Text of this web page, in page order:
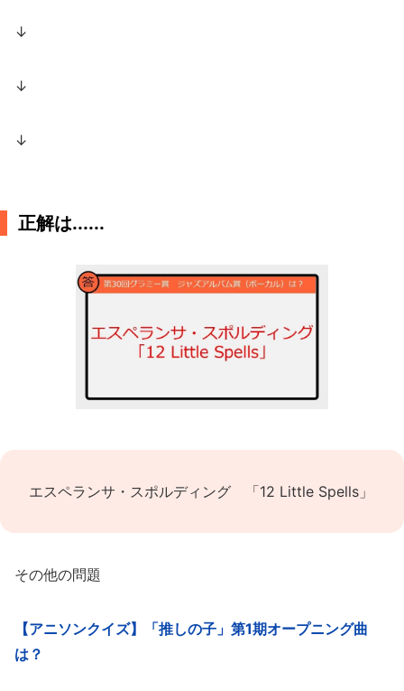
↓
↓
↓
正解は......
エスペランサ・スポルディング 「12 Little Spells」
その他の問題
【アニソンクイズ】「推しの子」第1期オープニング曲
は？